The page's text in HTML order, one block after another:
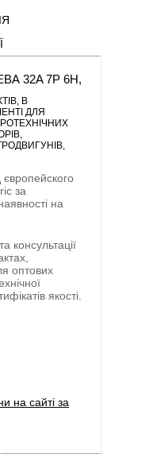
32A 7P 6H,
, В
ДЛЯ
європейского
за
на
консультації
оптових
якості.
на сайті за